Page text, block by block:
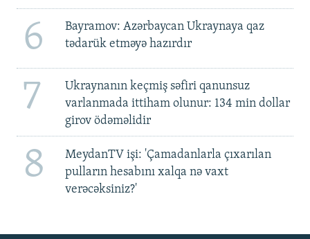
6
Bayramov: Azərbaycan Ukraynaya qaz
tədarük etməyə hazırdır
7
Ukraynanın keçmiş səfiri qanunsuz
varlanmada ittiham olunur: 134 min dollar
girov ödəməlidir
8
MeydanTV işi: 'Çamadanlarla çıxarılan
pulların hesabını xalqa nə vaxt
verəcəksiniz?'